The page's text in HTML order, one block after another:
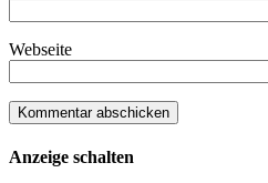
Webseite
Anzeige schalten